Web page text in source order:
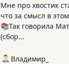
Мне про хвостик
что за смысл в
📚Так говорила
(сбор...
Владимир_